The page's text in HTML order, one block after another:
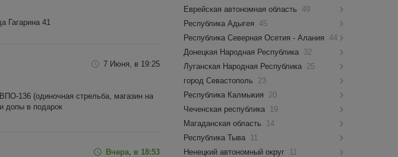
Гагарина 41
7 Июня, в 19:25
136 (одиночная стрельба, магазин на
допы в подарок
Вчера, в 18:53
Еврейская автономная область
49
Республика Адыгея
45
Республика Северная Осетия - Алания
44
Донецкая Народная Республика 32
Луганская Народная Республика 25
город Севастополь
23
Республика Калмыкия
20
Чеченская республика 19
Магаданская область
14
Республика Тыва 11
Ненецкий автономный округ 11